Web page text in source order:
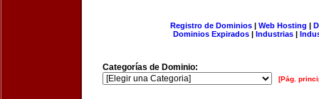
Registro de Dominios| Web Hosting |
Dominios Expirados | Industrias |
Categorías de Dominio:
[Pág.